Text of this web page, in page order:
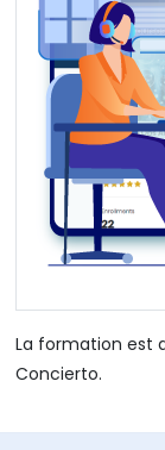
La formation est
Concierto.